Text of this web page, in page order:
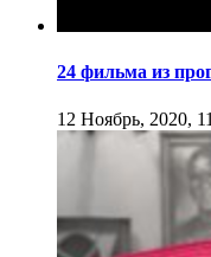
24 фильма из
12 Ноябрь, 2020,